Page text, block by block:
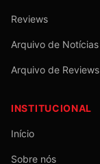
Reviews
Arquivo de Notícias
Arquivo de Reviews
INSTITUCIONAL
Início
Sobre nós